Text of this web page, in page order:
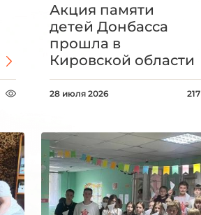
Акция памяти
детей Донбасса
прошла в
Кировской области
28 июля 2026 217